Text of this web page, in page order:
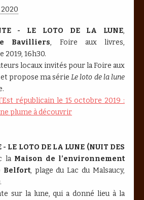
- LE LOTO DE LA LUNE,
Bavilliers, Foire aux livres,
2019, 16h30.
locaux invités pour la Foire aux
propose ma sérieLe loto de la lune
républicain le 15 octobre 2019 :
plume à découvrir
- LE LOTO DE LA LUNE (NUIT DES
la Maison de l’environnement
Belfort, plage du Lac du Malsaucy,
sur la lune, qui a donné lieu à la